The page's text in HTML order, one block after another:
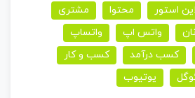
استور محتوا
مشتری
واتس اپ
واتساپ
کسب درآمد
کسب و کار
یوتیوب